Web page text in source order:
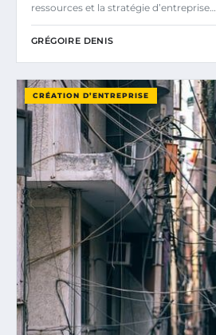
ressources et la stratégie d’entreprise…
GRÉGOIRE DENIS
CRÉATION D’ENTREPRISE